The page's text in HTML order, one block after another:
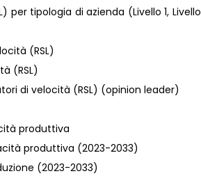
tipologia di azienda (Livello 1, Livello
(RSL)
(RSL)
di velocità (RSL) (opinion leader)
produttiva
produttiva (2023-2033)
(2023-2033)